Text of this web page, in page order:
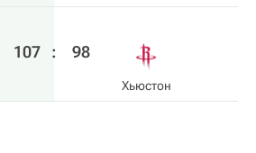
107 : 98
Хьюстон